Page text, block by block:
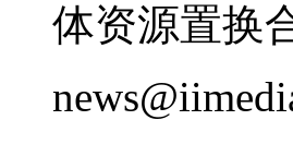
体资源置换